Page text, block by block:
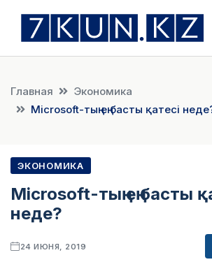
Главная
Экономика
Microsoft-тың ең басты қатесі
ЭКОНОМИКА
Microsoft-тың ең басты
неде?
24 ИЮНЯ, 2019